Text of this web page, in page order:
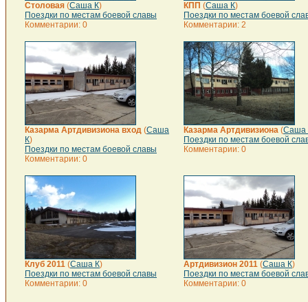
Столовая (Саша К)
Поездки по местам боевой славы
Комментарии: 0
КПП (Саша К)
Поездки по местам боевой
Комментарии: 2
Казарма Артдивизиона вход (Саша
К)
Поездки по местам боевой славы
Комментарии: 0
Казарма Артдивизиона (Саша
Поездки по местам боевой
Комментарии: 0
Клуб 2011 (Саша К)
Поездки по местам боевой славы
Комментарии: 0
Артдивизион 2011 (Саша К)
Поездки по местам боевой
Комментарии: 0